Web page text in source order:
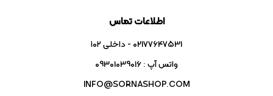
اطلاعات تماس
02177647531 - داخلی ۱۰۲
واتس آپ : 09301039016
INFO@SORNASHOP.COM